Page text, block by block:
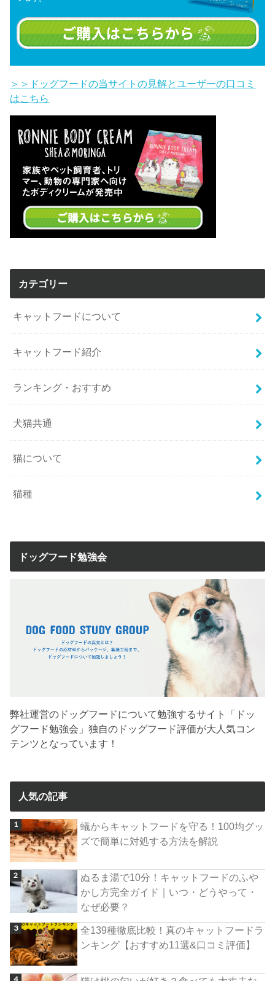
＞＞ドッグフードの当サイトの見解とユーザーの口コミ
はこちら
カテゴリー
キャットフードについて
キャットフード紹介
ランキング・おすすめ
犬猫共通
猫について
猫種
ドッグフード勉強会
弊社運営のドッグフードについて勉強するサイト「ドッ
グフード勉強会」独自のドッグフード評価が大人気コン
テンツとなっています！
人気の記事
蟻からキャットフードを守る！100均グッ
ズで簡単に対処する方法を解説
ぬるま湯で10分！キャットフードのふや
かし方完全ガイド｜いつ・どうやって・
なぜ必要？
全139種徹底比較！真のキャットフードラ
ンキング【おすすめ11選&口コミ評価】